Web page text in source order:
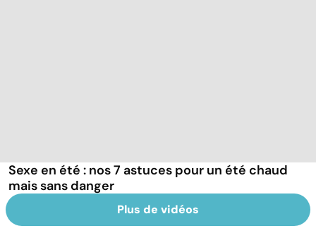
Sexe en été : nos 7 astuces pour un été chaud
mais sans danger
Plus de vidéos